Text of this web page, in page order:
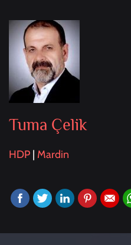
Tuma Çelik
HDP | Mardin